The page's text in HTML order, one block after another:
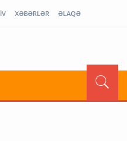
XƏBƏRLƏR ƏLAQƏ